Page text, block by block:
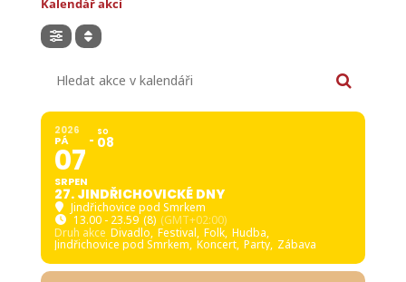
Kalendář akcí
2026
PÁ
07
SRPEN
SO
08
27. JINDŘICHOVICKÉ DNY
Jindřichovice pod Smrkem
13.00 - 23.59 (8) (GMT+02:00)
Druh akce Divadlo, Festival, Folk, Hudba,
Jindřichovice pod Smrkem, Koncert, Party, Zábava